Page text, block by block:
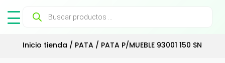
Búsqueda
productos
Inicio tienda / PATA/ PATA P/MUEBLE 93001 150 SN